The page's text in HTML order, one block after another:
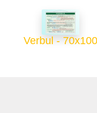
Verbul - 70x100